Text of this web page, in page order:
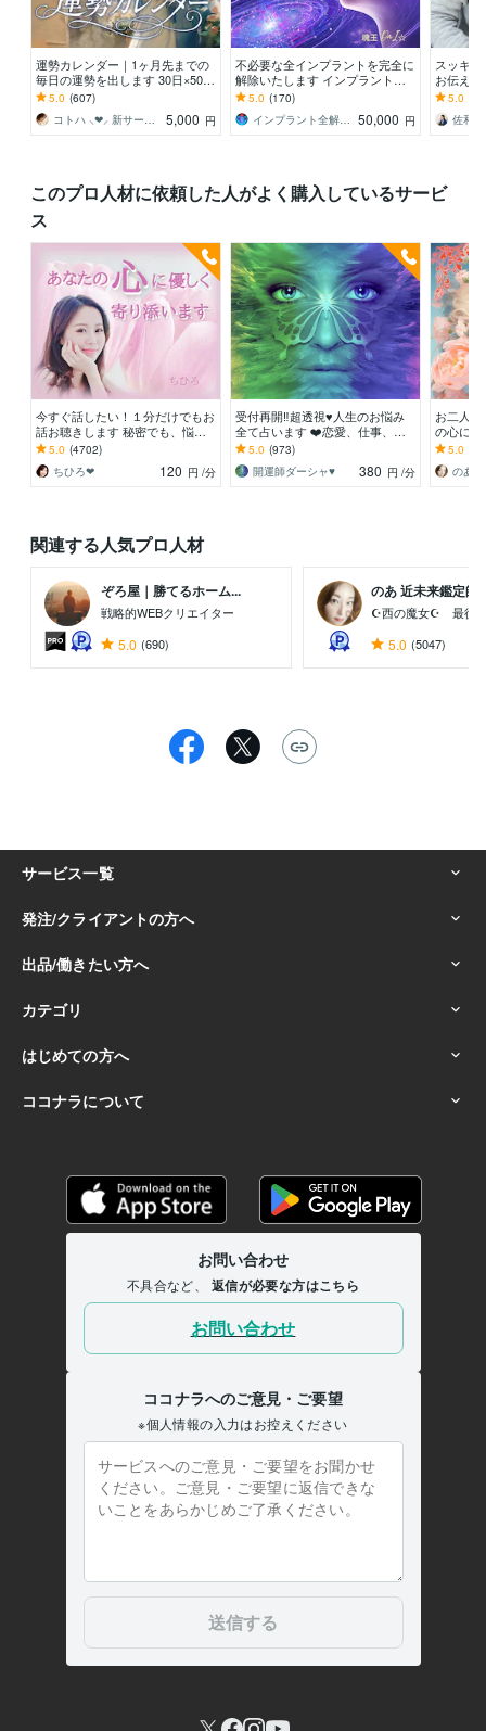
運勢カレンダー｜1ヶ月先までの
毎日の運勢を出します 30日×500
字のおよそ1万5千文字で細かく詳
細に記します
5.0 (607)
コトハ ⸜❤︎⸝ 新サービス提供開始✨️
5,000 円
不必要な全インプラントを完全に
解除いたします インプラント全
解除創始者 × 魂の解放・カルマ浄
化・能力開花
5.0 (170)
インプラント全解除創始者｜魂王DaI⭐︎ 50,000 円
スッキ
お伝え
間関係
持ち等◎
5.0
このプロ人材に依頼した人がよく購入しているサービ
ス
今すぐ話したい！１分だけでもお
話お聴きします 秘密でも、悩み
でも、甘えたいな～でも何でもO
Kです♪
5.0 (4702)
ちひろ❤
120 円 /分
受付再開‼️超透視♥️人生のお悩み
全て占います ❤️恋愛、仕事、金
銭、対人関係、住宅、介護、子育
てetc…
5.0 (973)
開運師ダーシャ♥️
380 円 /分
お二人
の心に
温度感
距離／
5.0
関連する人気プロ人材
ぞろ屋｜勝てるホーム...
戦略的WEBクリエイター
5.0 (690)
のあ 近未来鑑定師
☪西の魔女☪ 最後
5.0 (5047)